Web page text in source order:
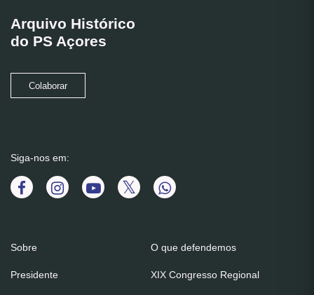
Arquivo Histórico
do PS Açores
Colaborar
Siga-nos em:
Sobre
Presidente
O que defendemos
XIX Congresso Regional